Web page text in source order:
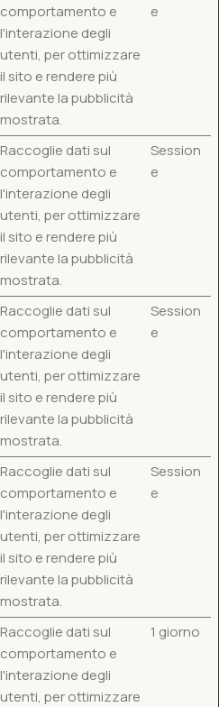
comportamento e
l'interazione degli
utenti, per ottimizzare
il sito e rendere più
rilevante la pubblicità
mostrata.
e
Raccoglie dati sul
comportamento e
l'interazione degli
utenti, per ottimizzare
il sito e rendere più
rilevante la pubblicità
mostrata.
Session
e
Raccoglie dati sul
comportamento e
l'interazione degli
utenti, per ottimizzare
il sito e rendere più
rilevante la pubblicità
mostrata.
Session
e
Raccoglie dati sul
comportamento e
l'interazione degli
utenti, per ottimizzare
il sito e rendere più
rilevante la pubblicità
mostrata.
Session
e
Raccoglie dati sul
comportamento e
l'interazione degli
utenti, per ottimizzare
1 giorno